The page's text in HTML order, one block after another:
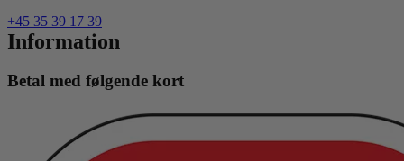
+45 35 39 17 39
Information
Betal med følgende kort